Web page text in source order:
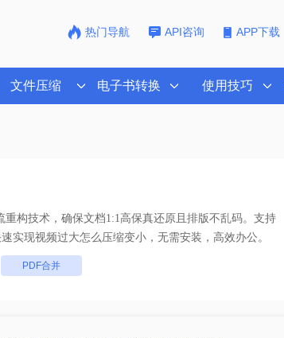
热门导航 API咨询 APP下载
文件压缩 电子书转换 使用技巧
重构技术，确保文档1:1高保真还原且排版不乱码。支持
速实现视频过大怎么压缩变小，无需安装，高效办公。
PDF合并